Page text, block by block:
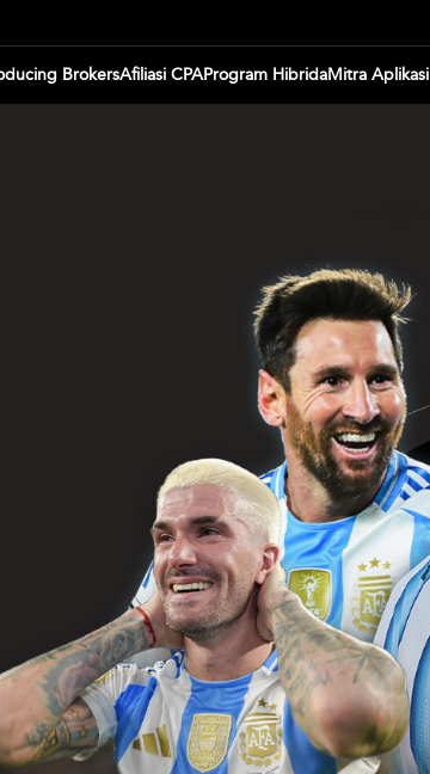
BrokersAfiliasi CPAProgram HibridaMitra Aplikasi